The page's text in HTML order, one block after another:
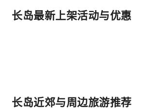
长岛最新上架活动与优惠
长岛近郊与周边旅游推荐